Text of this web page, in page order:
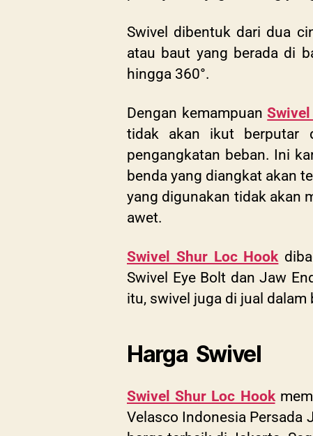
Swivel dibentuk dari dua
atau baut yang berada di
hingga 360°.
Dengan kemampuan
tidak akan ikut berputar
pengangkatan beban. Ini
benda yang diangkat akan
yang digunakan tidak akan
awet.
Swivel Shur Loc Hook
Swivel Eye Bolt dan Jaw
itu, swivel juga di jual
Harga Swivel
Swivel Shur Loc Hook
Velasco Indonesia Persada